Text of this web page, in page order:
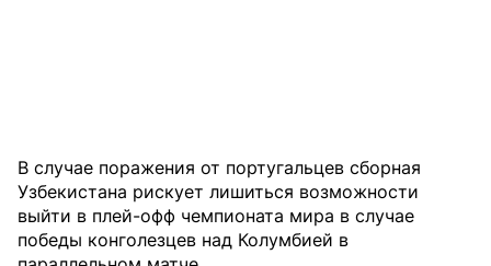
В случае поражения от португальцев сборная
Узбекистана рискует лишиться возможности
выйти в плей-офф чемпионата мира в случае
победы конголезцев над Колумбией в